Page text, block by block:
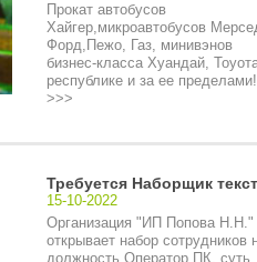
Прокат автобусов
Хайгер,микроавтобусов
Форд,Пежо, Газ, минивэнов
бизнес-класса Хуандай,
республике и за ее
>>>
Требуется Наборщик
15-10-2022
Организация "ИП Попова Н.Н."
открывает набор сотрудников
должность Оператор ПК, суть